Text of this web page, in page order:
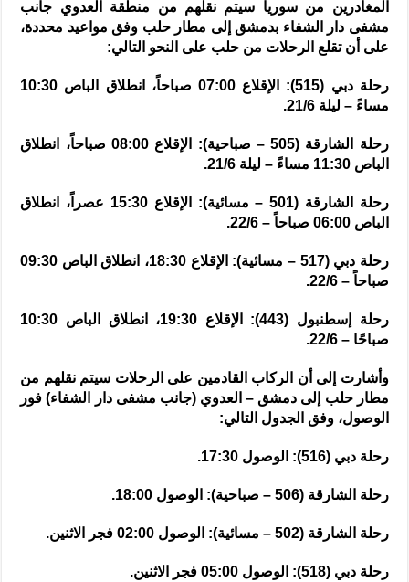
المغادرين من سوريا سيتم نقلهم من منطقة العدوي جانب
مشفى دار الشفاء بدمشق إلى مطار حلب وفق مواعيد محددة،
على أن تقلع الرحلات من حلب على النحو التالي:
رحلة دبي (515): الإقلاع 07:00 صباحاً، انطلاق الباص 10:30
مساءً – ليلة 21/6.
رحلة الشارقة (505 – صباحية): الإقلاع 08:00 صباحاً، انطلاق
الباص 11:30 مساءً – ليلة 21/6.
رحلة الشارقة (501 – مسائية): الإقلاع 15:30 عصراً، انطلاق
الباص 06:00 صباحاً – 22/6.
رحلة دبي (517 – مسائية): الإقلاع 18:30، انطلاق الباص 09:30
صباحاً – 22/6.
رحلة إسطنبول (443): الإقلاع 19:30، انطلاق الباص 10:30
صباحًا – 22/6.
وأشارت إلى أن الركاب القادمين على الرحلات سيتم نقلهم من
مطار حلب إلى دمشق – العدوي (جانب مشفى دار الشفاء) فور
الوصول، وفق الجدول التالي:
رحلة دبي (516): الوصول 17:30.
رحلة الشارقة (506 – صباحية): الوصول 18:00.
رحلة الشارقة (502 – مسائية): الوصول 02:00 فجر الاثنين.
رحلة دبي (518): الوصول 05:00 فجر الاثنين.